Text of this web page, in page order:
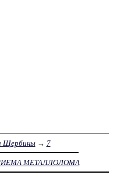
Щербины→ 7
МЕТАЛЛОЛОМА